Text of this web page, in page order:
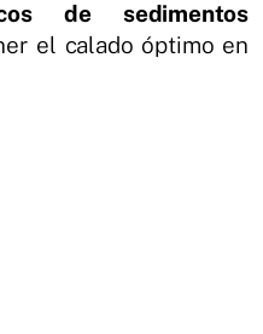
de sedimentos
el calado óptimo en